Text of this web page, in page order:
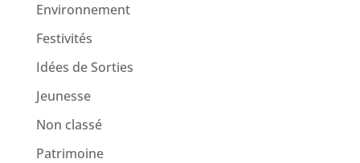
Environnement
Festivités
Idées de Sorties
Jeunesse
Non classé
Patrimoine